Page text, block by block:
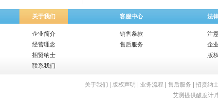
关于我们 客服中心 法
企业简介
经营理念
招贤纳士
联系我们
销售条款
售后服务
注
企
版
关于我们 版权声明 业务流程 售后服务
招贤纳
艾测提供酸度计,